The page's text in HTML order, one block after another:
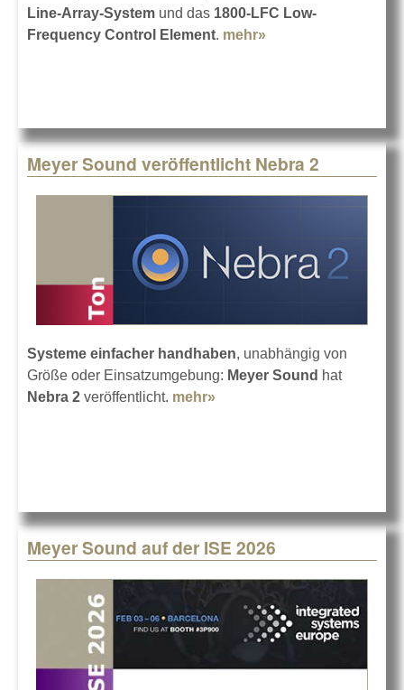
Line-Array-System und das 1800-LFC Low-
Frequency Control Element. mehr»
Meyer Sound veröffentlicht Nebra 2
Systeme einfacher handhaben, unabhängig von
Größe oder Einsatzumgebung: Meyer Sound hat
Nebra 2 veröffentlicht. mehr»
Meyer Sound auf der ISE 2026